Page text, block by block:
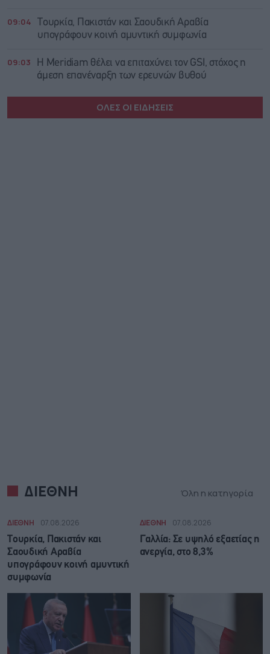
09:04
Τουρκία, Πακιστάν και Σαουδική Αραβία
υπογράφουν κοινή αμυντική συμφωνία
09:03
Η Meridiam θέλει να επιταχύνει τον GSI, στόχος η
άμεση επανέναρξη των ερευνών βυθού
ΟΛΕΣ ΟΙ ΕΙΔΗΣΕΙΣ
ΔΙΕΘΝΗ Όλη η κατηγορία
ΔΙΕΘΝΗ 07.08.2026
Τουρκία, Πακιστάν και
Σαουδική Αραβία
υπογράφουν κοινή αμυντική
συμφωνία
ΔΙΕΘΝΗ 07.08.2026
Γαλλία: Σε υψηλό εξαετίας η
ανεργία, στο 8,3%